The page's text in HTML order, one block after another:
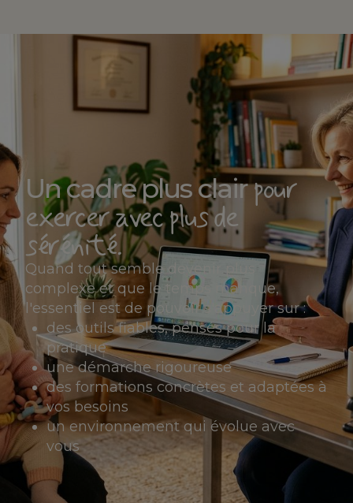
Un cadre plus clairpour
exercer avec plus de
sérénité.
Quand tout semble devenir plus
complexe et que le temps manque,
l'essentiel est de pouvoir s'appuyer sur :
des outils fiables, pensés pour la
pratique
une démarche rigoureuse
des formations concrètes et adaptées à
vos besoins
un environnement qui évolue avec
vous